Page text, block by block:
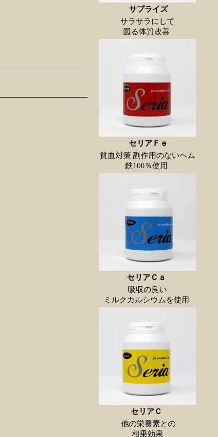
サプライズ
サラサラにして
図る体質改善
セリアＦｅ
貧血対策 副作用のないヘム
鉄100％使用
セリアＣａ
吸収の良い
ミルクカルシウムを使用
セリアＣ
他の栄養素との
相乗効果